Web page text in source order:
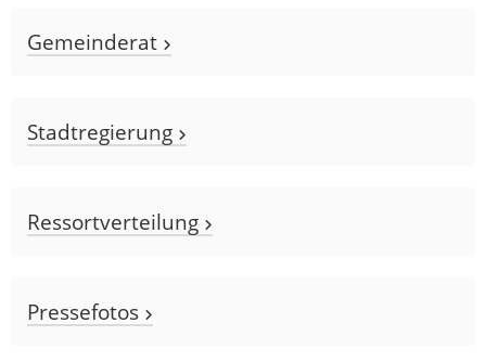
Gemeinderat
Stadtregierung
Ressortverteilung
Pressefotos